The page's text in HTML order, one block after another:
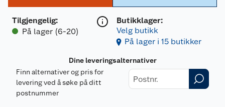
Tilgjengelig:
På lager (6-20)
Butikklager:
Velg butikk
På lager i 15 butikker
Dine leveringsalternativer
Finn alternativer og pris for
levering ved å søke på ditt
postnummer